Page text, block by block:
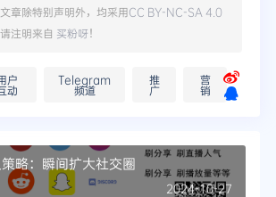
章除特别声明外，均采用CC BY-NC-SA 4.0
注明来自 买粉呀！
户
动
Telegram
频道
推
广
营
销
略：瞬间扩大社交圈
2024-10-27